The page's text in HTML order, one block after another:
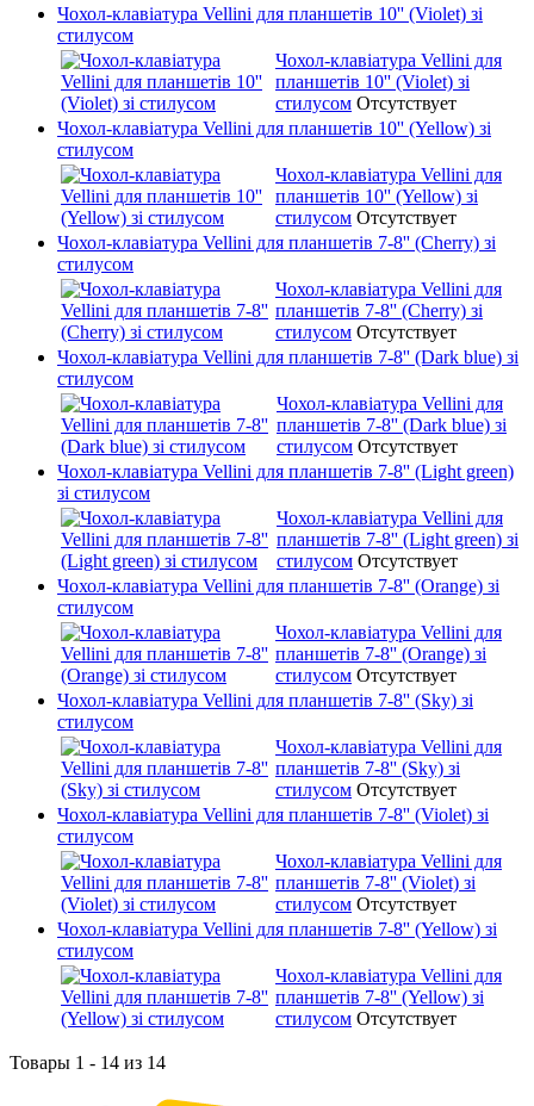
Чохол-клавіатура Vellini для планшетів 10'' (Violet) зі
стилусом
Чохол-клавіатура Vellini для
планшетів 10'' (Violet) зі
стилусом Отсутствует
Чохол-клавіатура Vellini для планшетів 10'' (Yellow) зі
стилусом
Чохол-клавіатура Vellini для
планшетів 10'' (Yellow) зі
стилусом Отсутствует
Чохол-клавіатура Vellini для планшетів 7-8'' (Cherry) зі
стилусом
Чохол-клавіатура Vellini для
планшетів 7-8'' (Cherry) зі
стилусом Отсутствует
Чохол-клавіатура Vellini для планшетів 7-8'' (Dark blue) зі
стилусом
Чохол-клавіатура Vellini для
планшетів 7-8'' (Dark blue) зі
стилусом Отсутствует
Чохол-клавіатура Vellini для планшетів 7-8'' (Light green)
зі стилусом
Чохол-клавіатура Vellini для
планшетів 7-8'' (Light green) зі
стилусом Отсутствует
Чохол-клавіатура Vellini для планшетів 7-8'' (Orange) зі
стилусом
Чохол-клавіатура Vellini для
планшетів 7-8'' (Orange) зі
стилусом Отсутствует
Чохол-клавіатура Vellini для планшетів 7-8'' (Sky) зі
стилусом
Чохол-клавіатура Vellini для
планшетів 7-8'' (Sky) зі
стилусом Отсутствует
Чохол-клавіатура Vellini для планшетів 7-8'' (Violet) зі
стилусом
Чохол-клавіатура Vellini для
планшетів 7-8'' (Violet) зі
стилусом Отсутствует
Чохол-клавіатура Vellini для планшетів 7-8'' (Yellow) зі
стилусом
Чохол-клавіатура Vellini для
планшетів 7-8'' (Yellow) зі
стилусом Отсутствует
Товары 1 - 14 из 14